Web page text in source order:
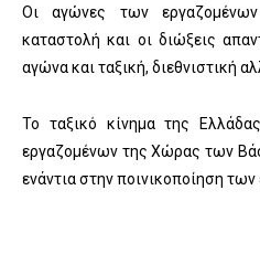
Οι αγώνες των
καταστολή και οι διώξεις
αγώνα και ταξική, διεθνιστική
Το ταξικό κίνημα της
εργαζομένων της Χώρας των
ενάντια στην ποινικοποίηση